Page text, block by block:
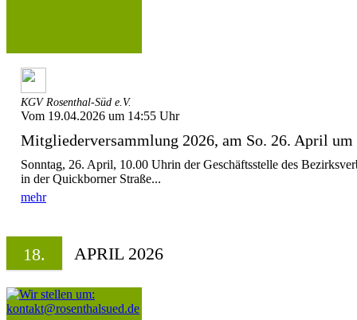
KGV Rosenthal-Süd e.V.
Vom 19.04.2026 um 14:55 Uhr
Mitgliederversammlung 2026, am So. 26. April um
Sonntag, 26. April, 10.00 Uhrin der Geschäftsstelle des
in der Quickborner Straße...
mehr
18. APRIL 2026